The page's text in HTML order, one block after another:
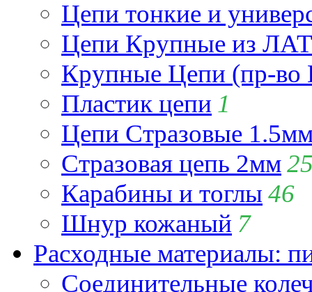
Цепи тонкие и
Цепи Крупные из
Крупные Цепи (пр-во
Пластик цепи 1
Цепи Стразовые
Стразовая цепь 2мм
Карабины и тоглы 46
Шнур кожаный 7
Расходные материалы:
Соединительные